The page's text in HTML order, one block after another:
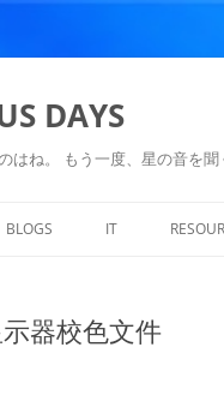
DAYS
のはね。 もう一度、星の音を
BLOGS IT
WINDOWS
器校色文件